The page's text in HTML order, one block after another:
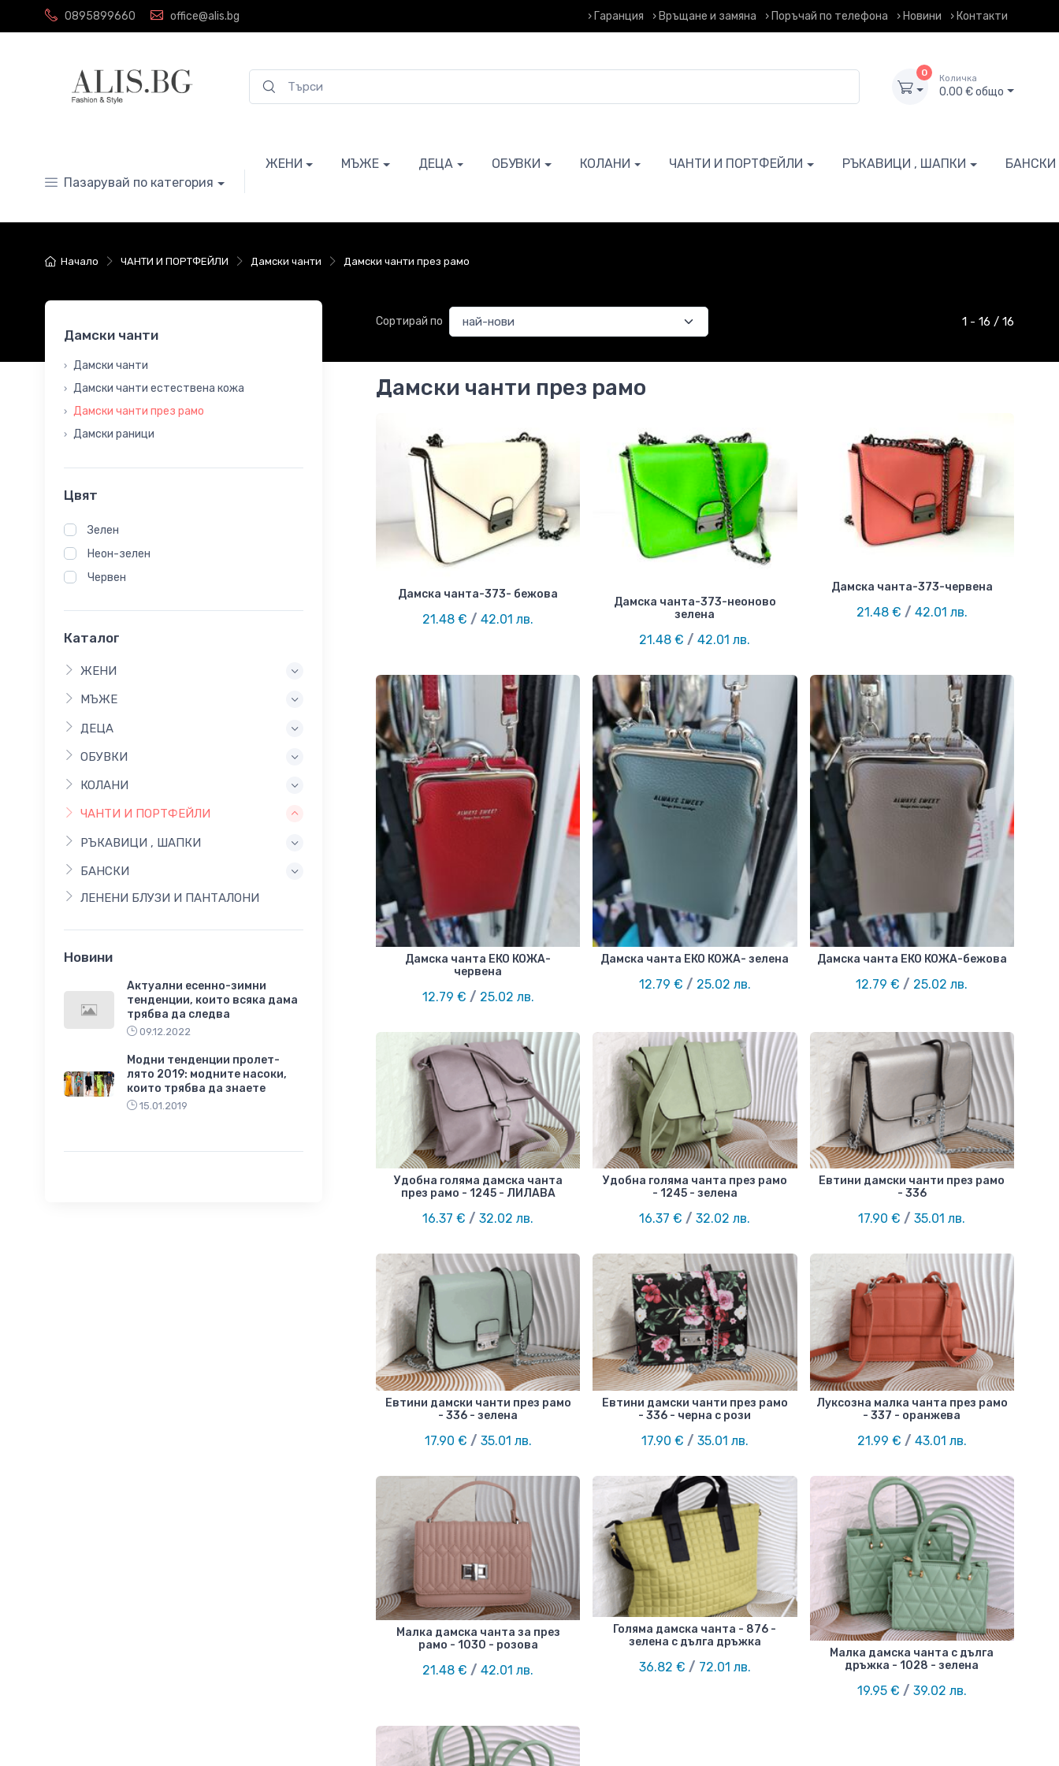
0895899660 office@alis.bg › Гаранция › Връщане и замяна › Поръчай по телефона › Новини › Контакти
0
Количка
0.00 € общо
Пазарувай по категория
ЖЕНИ МЪЖЕ ДЕЦА ОБУВКИ КОЛАНИ ЧАНТИ И ПОРТФЕЙЛИ РЪКАВИЦИ , ШАПКИ БАНСКИ
Начало ЧАНТИ И ПОРТФЕЙЛИ Дамски чанти Дамски чанти през рамо
Дамски чанти
› Дамски чанти
› Дамски чанти естествена кожа
› Дамски чанти през рамо
› Дамски раници
Цвят
Зелен
Неон-зелен
Червен
Каталог
ЖЕНИ
МЪЖЕ
ДЕЦА
ОБУВКИ
КОЛАНИ
ЧАНТИ И ПОРТФЕЙЛИ
РЪКАВИЦИ , ШАПКИ
БАНСКИ
ЛЕНЕНИ БЛУЗИ И ПАНТАЛОНИ
Новини
Актуални есенно-зимни
тенденции, които всяка дама
трябва да следва
09.12.2022
Модни тенденции пролет-
лято 2019: модните насоки,
които трябва да знаете
15.01.2019
Сортирай по 1 - 16 / 16
Дамски чанти през рамо
Дамска чанта-373- бежова
21.48 €/ 42.01 лв.
Дамска чанта-373-неоново
зелена
21.48 € / 42.01 лв.
Дамска чанта-373-червена
21.48 € / 42.01 лв.
Дамска чанта ЕКО КОЖА-
червена
12.79 € / 25.02 лв.
Дамска чанта ЕКО КОЖА- зелена
12.79 € / 25.02 лв.
Дамска чанта ЕКО КОЖА-бежова
12.79 €/ 25.02 лв.
Удобна голяма дамска чанта
през рамо - 1245 - ЛИЛАВА
16.37 €/ 32.02 лв.
Удобна голяма чанта през рамо
- 1245 - зелена
16.37 €/ 32.02 лв.
Евтини дамски чанти през рамо
- 336
17.90 €/ 35.01 лв.
Евтини дамски чанти през рамо
- 336 - зелена
17.90 € / 35.01 лв.
Евтини дамски чанти през рамо
- 336 - черна с рози
17.90 € / 35.01 лв.
Луксозна малка чанта през рамо
- 337 - оранжева
21.99 € / 43.01 лв.
Малка дамска чанта за през
рамо - 1030 - розова
21.48 €/ 42.01 лв.
Голяма дамска чанта - 876 -
зелена с дълга дръжка
36.82 € / 72.01 лв.
Малка дамска чанта с дълга
дръжка - 1028 - зелена
19.95 € / 39.02 лв.